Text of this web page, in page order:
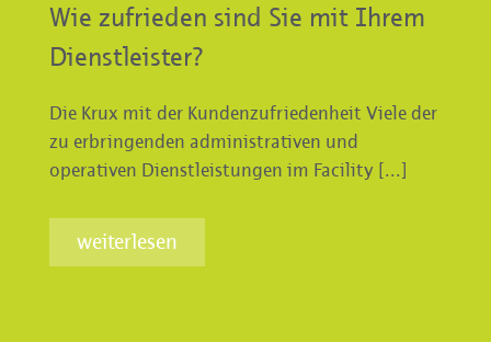
Wie zufrieden sind Sie mit Ihrem
Dienstleister?
Die Krux mit der Kundenzufriedenheit Viele der
zu erbringenden administrativen und
operativen Dienstleistungen im Facility [...]
weiterlesen